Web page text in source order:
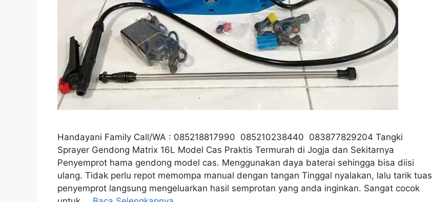
Handayani Family Call/WA : 085218817990 085210238440 083877829204 Tangki
Sprayer Gendong Matrix 16L Model Cas Praktis Termurah di Jogja dan Sekitarnya
Penyemprot hama gendong model cas. Menggunakan daya baterai sehingga bisa diisi
ulang. Tidak perlu repot memompa manual dengan tangan Tinggal nyalakan, lalu tarik tuas
penyemprot langsung mengeluarkan hasil semprotan yang anda inginkan. Sangat cocok